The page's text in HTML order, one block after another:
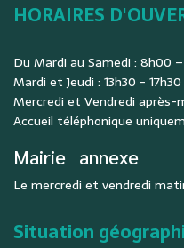
HORAIRES
Du Mardi au Samedi : 8h00
Mardi et Jeudi : 13h30 - 17h30
Mercredi et Vendredi après-
Accueil téléphonique
Mairie annexe
Le mercredi et vendredi
Situation